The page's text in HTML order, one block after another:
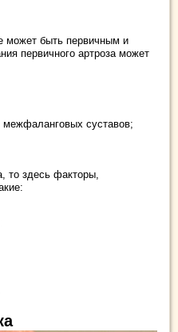
может быть первичным и
первичного артроза может
суставов;
то здесь факторы,